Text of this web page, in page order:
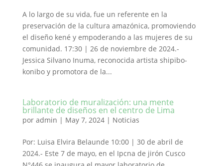
A lo largo de su vida, fue un referente en la
preservación de la cultura amazónica, promoviendo
el diseño kené y empoderando a las mujeres de su
comunidad. 17:30 | 26 de noviembre de 2024.-
Jessica Silvano Inuma, reconocida artista shipibo-
konibo y promotora de la...
Laboratorio de muralización: una mente
brillante de diseños en el centro de Lima
por admin | May 7, 2024| Noticias
Por: Luisa Elvira Belaunde 10:00 | 30 de abril de
2024.- Este 7 de mayo, en el Ipcna de jirón Cusco